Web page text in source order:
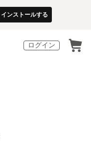
インストールする
ログイン